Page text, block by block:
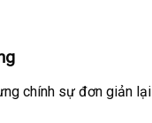
chính sự đơn giản